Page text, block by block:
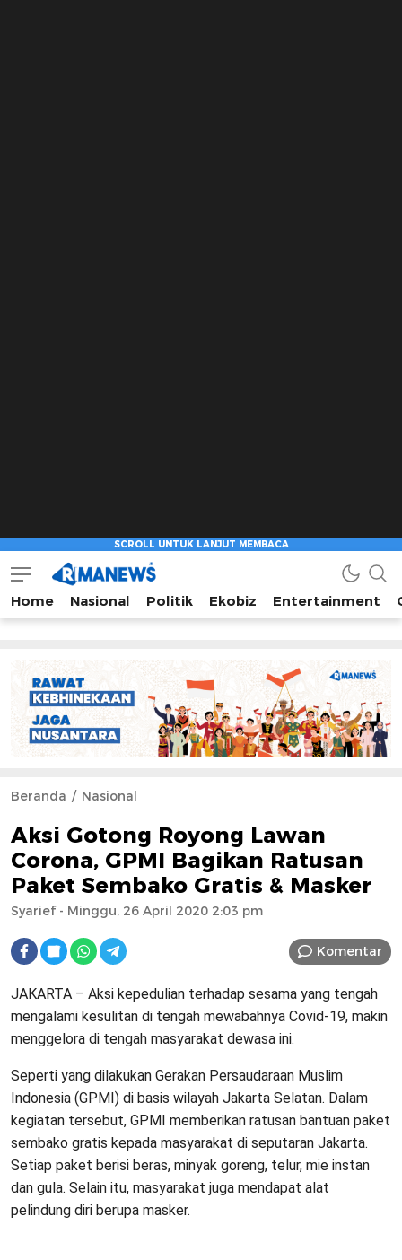
Home Nasional Politik Ekobiz Entertainment
Beranda Nasional
Aksi Gotong Royong Lawan
Corona, GPMI Bagikan Ratusan
Paket Sembako Gratis & Masker
Syarief- Minggu, 26 April 2020 2:03 pm
Komentar
JAKARTA – Aksi kepedulian terhadap sesama yang tengah
mengalami kesulitan di tengah mewabahnya Covid-19, makin
menggelora di tengah masyarakat dewasa ini.
Seperti yang dilakukan Gerakan Persaudaraan Muslim
Indonesia (GPMI) di basis wilayah Jakarta Selatan. Dalam
kegiatan tersebut, GPMI memberikan ratusan bantuan paket
sembako gratis kepada masyarakat di seputaran Jakarta.
Setiap paket berisi beras, minyak goreng, telur, mie instan
dan gula. Selain itu, masyarakat juga mendapat alat
pelindung diri berupa masker.